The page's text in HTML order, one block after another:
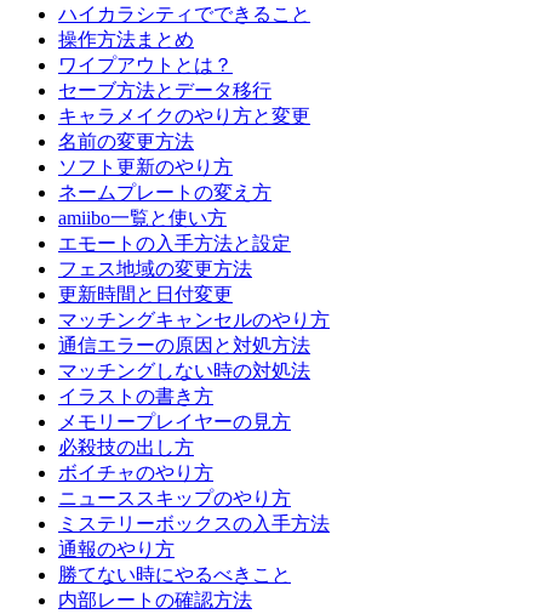
ハイカラシティでできること
操作方法まとめ
ワイプアウトとは？
セーブ方法とデータ移行
キャラメイクのやり方と変更
名前の変更方法
ソフト更新のやり方
ネームプレートの変え方
amiibo一覧と使い方
エモートの入手方法と設定
フェス地域の変更方法
更新時間と日付変更
マッチングキャンセルのやり方
通信エラーの原因と対処方法
マッチングしない時の対処法
イラストの書き方
メモリープレイヤーの見方
必殺技の出し方
ボイチャのやり方
ニューススキップのやり方
ミステリーボックスの入手方法
通報のやり方
勝てない時にやるべきこと
内部レートの確認方法